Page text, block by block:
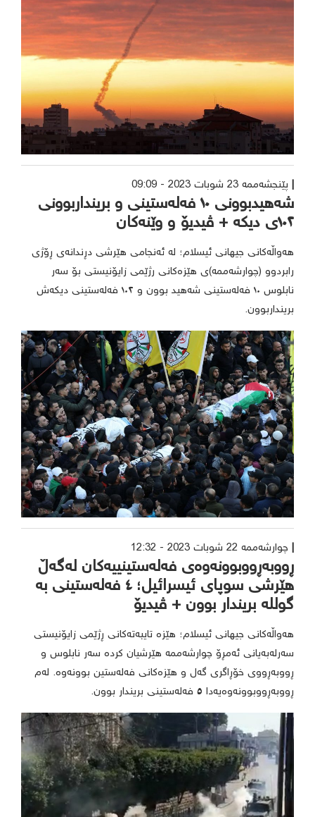
پێنجشەممە 23 شوبات 2023 - 09:09
شەهیدبوونی ١٠ فەلەستینی و برینداربوونی
١٠٢ی دیکە + ڤیدیۆ و وێنەکان
هەواڵەکانی جیهانی ئیسلام؛ لە ئەنجامی هێرشی دڕندانەی ڕۆژی
رابردوو (چوارشەممە)ی هێزەکانی رژێمی زایۆنیستی بۆ سەر
نابلوس ١٠ فەلەستینی شەهید بوون و ١٠٢ فەلەستینی دیکەش
برینداربوون.
چوارشەممە 22 شوبات 2023 - 12:32
ڕووبەڕووبوونەوەی فەلەستینییەکان لەگەڵ
هێرشی سوپای ئیسرائیل؛ ٤ فەلەستینی بە
گوللە بریندار بوون + ڤیدیۆ
هەواڵەکانی جیهانی ئیسلام؛ هێزە تایبەتەکانی ڕژێمی زایۆنیستی
سەرلەبەیانی ئەمڕۆ چوارشەممە هێرشیان کردە سەر نابلوس و
ڕووبەڕووی خۆڕاگری گەل و هێزەکانی فەلەستین بوونەوە. لەم
ڕووبەڕووبوونەوەیەدا ٥ فەلەستینی بریندار بوون.